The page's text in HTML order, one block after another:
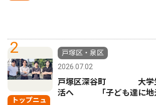
2
トップニュ
戸塚区・泉区
2026.07.02
戸塚区深谷町 大学生
活へ 「子ども達に地元